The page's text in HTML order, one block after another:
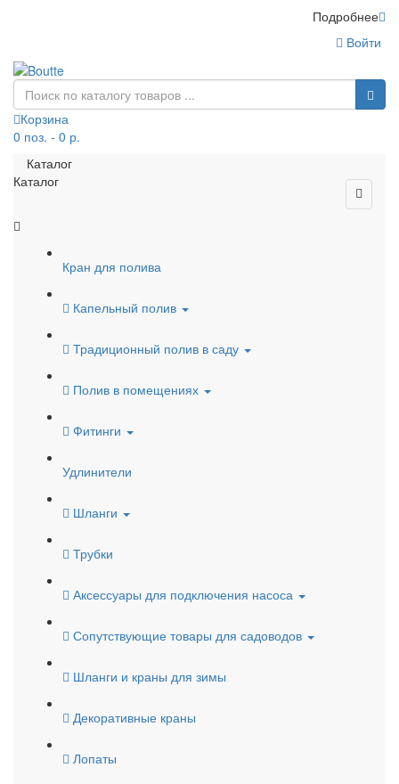
Подробнее
Войти
Корзина
0 поз. - 0 р.
Каталог
Каталог
Кран для полива
Капельный полив
Традиционный полив в саду
Полив в помещениях
Фитинги
Удлинители
Шланги
Трубки
Аксессуары для подключения насоса
Сопутствующие товары для садоводов
Шланги и краны для зимы
Декоративные краны
Лопаты